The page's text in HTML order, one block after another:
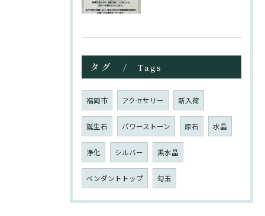
タグ Tags
福岡市 アクセサリー 新入荷
誕生石 パワーストーン 原石 水晶
浄化 シルバー 黒水晶
ペンダントトップ 勾玉